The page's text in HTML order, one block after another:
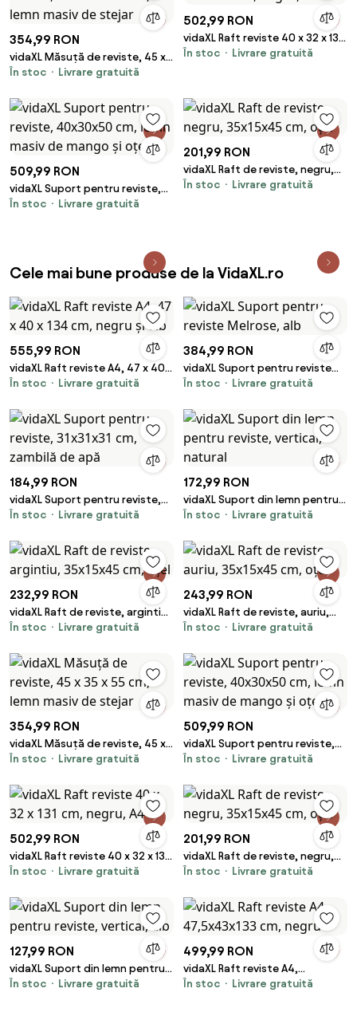
354,99 RON
vidaXL Măsuță de reviste, 45 x
35 x 55 cm, lemn masiv de
În stoc Livrare gratuită
502,99 RON
vidaXL Raft reviste 40 x 32 x 131
cm, negru, A4
În stoc Livrare gratuită
509,99 RON
vidaXL Suport pentru reviste,
40x30x50 cm, lemn masiv de
În stoc Livrare gratuită
201,99 RON
vidaXL Raft de reviste, negru,
35x15x45 cm, oțel
În stoc Livrare gratuită
Cele mai bune produse de la VidaXL.ro
555,99 RON
vidaXL Raft reviste A4, 47 x 40 x
134 cm, negru și alb
În stoc Livrare gratuită
384,99 RON
vidaXL Suport pentru reviste
Melrose, alb
În stoc Livrare gratuită
184,99 RON
vidaXL Suport pentru reviste,
31x31x31 cm, zambilă de apă
În stoc Livrare gratuită
172,99 RON
vidaXL Suport din lemn pentru
reviste, vertical, natural
În stoc Livrare gratuită
232,99 RON
vidaXL Raft de reviste, argintiu,
35x15x45 cm, oțel
În stoc Livrare gratuită
243,99 RON
vidaXL Raft de reviste, auriu,
35x15x45 cm, oțel
În stoc Livrare gratuită
354,99 RON
vidaXL Măsuță de reviste, 45 x
35 x 55 cm, lemn masiv de
În stoc Livrare gratuită
509,99 RON
vidaXL Suport pentru reviste,
40x30x50 cm, lemn masiv de
În stoc Livrare gratuită
502,99 RON
vidaXL Raft reviste 40 x 32 x 131
cm, negru, A4
În stoc Livrare gratuită
201,99 RON
vidaXL Raft de reviste, negru,
35x15x45 cm, oțel
În stoc Livrare gratuită
127,99 RON
vidaXL Suport din lemn pentru
reviste, vertical, alb
În stoc Livrare gratuită
499,99 RON
vidaXL Raft reviste A4,
47,5x43x133 cm, negru
În stoc Livrare gratuită